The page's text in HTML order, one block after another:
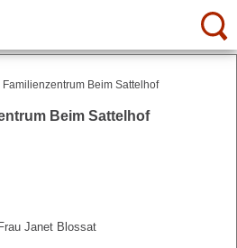
Familienzentrum Beim Sattelhof
Beim Sattelhof
Janet Blossat